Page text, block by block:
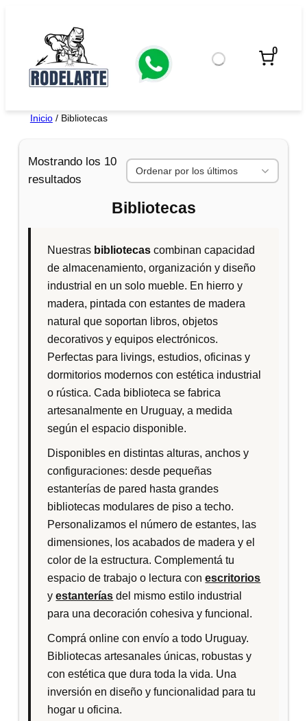
contenido
0
Inicio/ Bibliotecas
Mostrando los 10
resultados
n
a
d
o
p
o
r
l
o
s
ú
l
s
Bibliotecas
Nuestras bibliotecas combinan capacidad
de almacenamiento, organización y diseño
industrial en un solo mueble. En hierro y
madera, pintada con estantes de madera
natural que soportan libros, objetos
decorativos y equipos electrónicos.
Perfectas para livings, estudios, oficinas y
dormitorios modernos con estética industrial
o rústica. Cada biblioteca se fabrica
artesanalmente en Uruguay, a medida
según el espacio disponible.
Disponibles en distintas alturas, anchos y
configuraciones: desde pequeñas
estanterías de pared hasta grandes
bibliotecas modulares de piso a techo.
Personalizamos el número de estantes, las
dimensiones, los acabados de madera y el
color de la estructura. Complementá tu
espacio de trabajo o lectura conescritorios
yestanterías del mismo estilo industrial
para una decoración cohesiva y funcional.
Comprá online con envío a todo Uruguay.
Bibliotecas artesanales únicas, robustas y
con estética que dura toda la vida. Una
inversión en diseño y funcionalidad para tu
hogar u oficina.